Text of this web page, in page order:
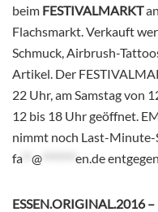
beim FESTIVALMARKT
Flachsmarkt. Verkauft
Schmuck, Airbrush-
Artikel. Der
22 Uhr, am Samstag von
12 bis 18 Uhr geöffnet.
nimmt noch Last-
fa** @ en.deentgegen.
ESSEN.ORIGINAL.2016